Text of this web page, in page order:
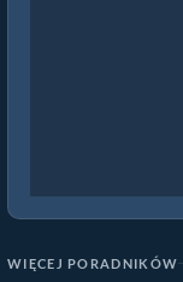
WIĘCEJ PORADNIKÓW